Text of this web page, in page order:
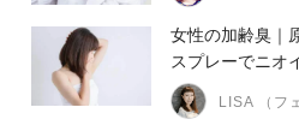
女性の加齢臭｜
スプレーでニオ
LISA （フ